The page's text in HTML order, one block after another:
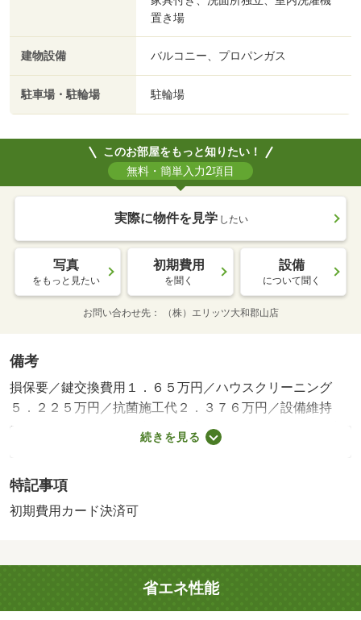
置き場
建物設備 バルコニー、プロパンガス
駐車場・駐輪場 駐輪場
このお部屋をもっと知りたい！
無料・簡単入力2項目
実際に物件を見学 したい
写真
をもっと見たい
初期費用
を聞く
設備
について聞く
お問い合わせ先 （株）エリッツ大和郡山店
備考
損保要／鍵交換費用１．６５万円／ハウスクリーニング
５．２２５万円／抗菌施工代２．３７６万円／設備維持
費：５５０円／月 口座振替手数料：５２４円／月 更新
事務手数料：１６５００円／更新時／保証会社利用必：賃
レ別／バルコニー／エアコン／ガスコンロ対応／ＴＶイン
ターホン／浴室乾燥機／室内洗濯置／シューズボックス／
コンロ／防犯カメラ／全居室洋室／ウォークインクロゼッ
ト／冷蔵庫／クッションフロア／収納１間半／家電付／家
具付／敷地内ごみ置き場／プロパンガス／敷金・礼金不要
続きを見る
特記事項
初期費用カード決済可
省エネ性能